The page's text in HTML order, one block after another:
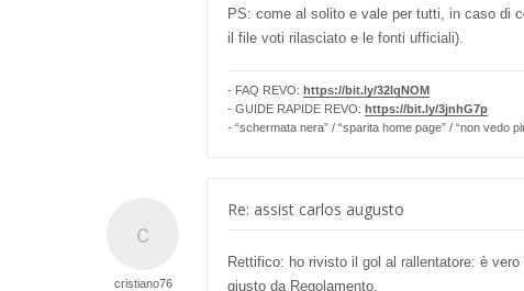
PS: come al solito e vale per tutti, in caso di
il file voti rilasciato e le fonti ufficiali).
- FAQ REVO: https://bit.ly/32lqNOM
- GUIDE RAPIDE REVO: https://bit.ly/3jnhG7p
- “schermata nera” / “sparita home page” / “non vedo
cristiano76
Re: assist carlos augusto
Rettifico: ho rivisto il gol al rallentatore: è
giusto da Regolamento.